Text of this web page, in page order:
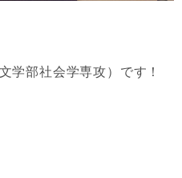
部社会学専攻）です！